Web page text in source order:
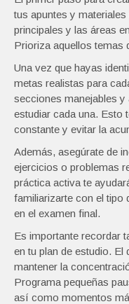
tus apuntes y
principales y las áreas
Prioriza aquellos temas
Una vez que hayas
metas realistas para
secciones manejables
estudiar cada una. Esto
constante y evitar la
Además, asegúrate de
ejercicios o problemas
práctica activa te
familiarizarte con el tipo
en el examen final.
Es importante recordar
en tu plan de estudio.
mantener la
Programa pequeñas
así como momentos